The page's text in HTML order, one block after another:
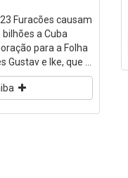
Furacões causam
a Cuba
para a Folha
e Ike, que ...